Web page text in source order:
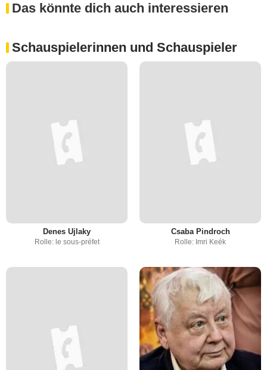
Das könnte dich auch interessieren
Schauspielerinnen und Schauspieler
Denes Ujlaky
Rolle: le sous-préfet
Csaba Pindroch
Rolle: Imri Keék